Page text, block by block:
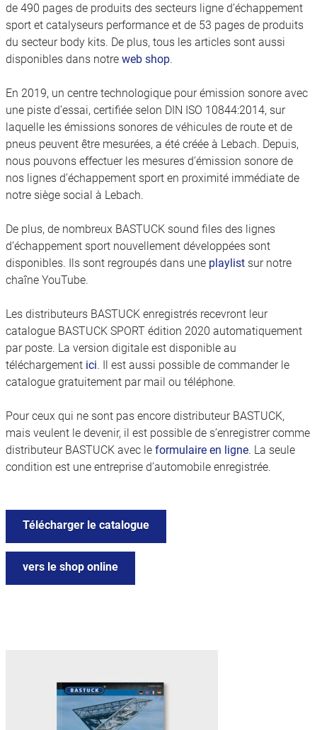
de 490 pages de produits des secteurs ligne d’échappement
sport et catalyseurs performance et de 53 pages de produits
du secteur body kits. De plus, tous les articles sont aussi
disponibles dans notre web shop.
En 2019, un centre technologique pour émission sonore avec
une piste d’essai, certifiée selon DIN ISO 10844:2014, sur
laquelle les émissions sonores de véhicules de route et de
pneus peuvent être mesurées, a été créée à Lebach. Depuis,
nous pouvons effectuer les mesures d’émission sonore de
nos lignes d’échappement sport en proximité immédiate de
notre siège social à Lebach.
De plus, de nombreux BASTUCK sound files des lignes
d’échappement sport nouvellement développées sont
disponibles. Ils sont regroupés dans une playlist sur notre
chaîne YouTube.
Les distributeurs BASTUCK enregistrés recevront leur
catalogue BASTUCK SPORT édition 2020 automatiquement
par poste. La version digitale est disponible au
téléchargement ici. Il est aussi possible de commander le
catalogue gratuitement par mail ou téléphone.
Pour ceux qui ne sont pas encore distributeur BASTUCK,
mais veulent le devenir, il est possible de s’enregistrer comme
distributeur BASTUCK avec le formulaire en ligne. La seule
condition est une entreprise d’automobile enregistrée.
Télécharger le catalogue
vers le shop online